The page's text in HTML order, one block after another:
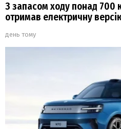
З запасом ходу понад 700
отримав електричну
день тому